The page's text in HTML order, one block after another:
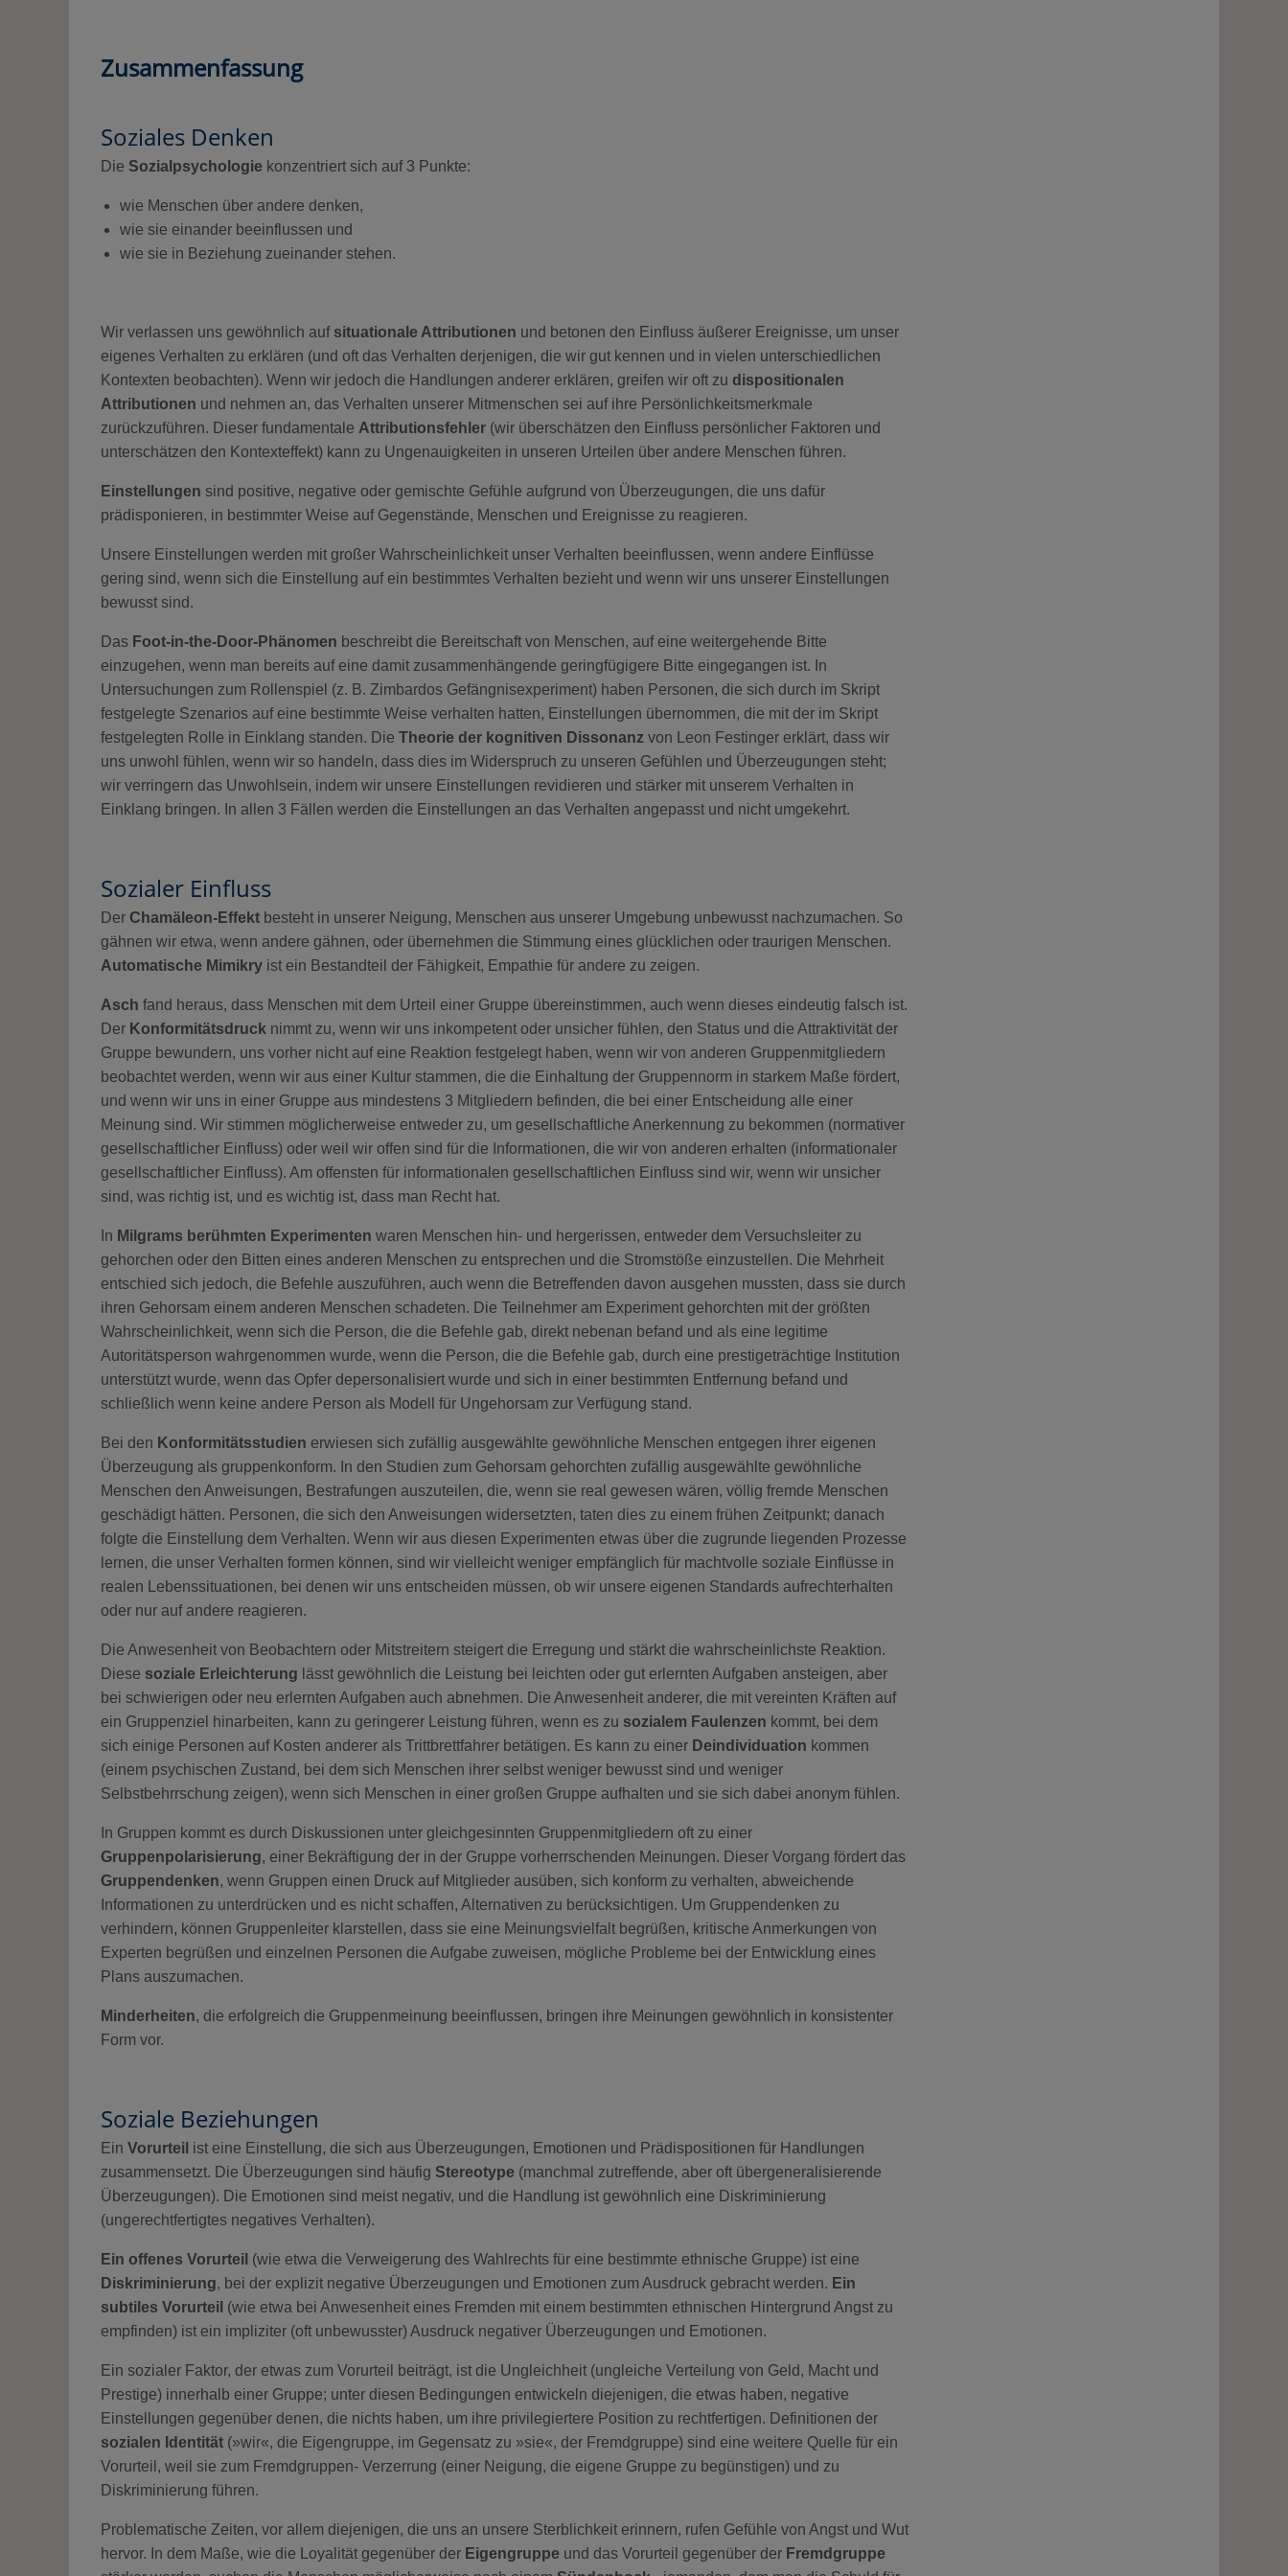
Zusammenfassung
Soziales Denken
Die Sozialpsychologiekonzentriert sich auf 3 Punkte:
wie Menschen über andere denken,
wie sie einander beeinflussen und
wie sie in Beziehung zueinander stehen.
Wir verlassen uns gewöhnlich auf situationale Attributionen und betonen den Einfluss äußerer Ereignisse, um unser
eigenes Verhalten zu erklären (und oft das Verhalten derjenigen, die wir gut kennen und in vielen unterschiedlichen
Kontexten beobachten). Wenn wir jedoch die Handlungen anderer erklären, greifen wir oft zu dispositionalen
Attributionen und nehmen an, das Verhalten unserer Mitmenschen sei auf ihre Persönlichkeitsmerkmale
zurückzuführen. Dieser fundamentale Attributionsfehler(wir überschätzen den Einfluss persönlicher Faktoren und
unterschätzen den Kontexteffekt) kann zu Ungenauigkeiten in unseren Urteilen über andere Menschen führen.
Einstellungen sind positive, negative oder gemischte Gefühle aufgrund von Überzeugungen, die uns dafür
prädisponieren, in bestimmter Weise auf Gegenstände, Menschen und Ereignisse zu reagieren.
Unsere Einstellungen werden mit großer Wahrscheinlichkeit unser Verhalten beeinflussen, wenn andere Einflüsse
gering sind, wenn sich die Einstellung auf ein bestimmtes Verhalten bezieht und wenn wir uns unserer Einstellungen
bewusst sind.
Das Foot-in-the-Door-Phänomen beschreibt die Bereitschaft von Menschen, auf eine weitergehende Bitte
einzugehen, wenn man bereits auf eine damit zusammenhängende geringfügigere Bitte eingegangen ist. In
Untersuchungen zum Rollenspiel (z. B. Zimbardos Gefängnisexperiment) haben Personen, die sich durch im Skript
festgelegte Szenarios auf eine bestimmte Weise verhalten hatten, Einstellungen übernommen, die mit der im Skript
festgelegten Rolle in Einklang standen. Die Theorie der kognitiven Dissonanz von Leon Festinger erklärt, dass wir
uns unwohl fühlen, wenn wir so handeln, dass dies im Widerspruch zu unseren Gefühlen und Überzeugungen steht;
wir verringern das Unwohlsein, indem wir unsere Einstellungen revidieren und stärker mit unserem Verhalten in
Einklang bringen. In allen 3 Fällen werden die Einstellungen an das Verhalten angepasst und nicht umgekehrt.
Sozialer Einfluss
Der Chamäleon-Effektbesteht in unserer Neigung, Menschen aus unserer Umgebung unbewusst nachzumachen. So
gähnen wir etwa, wenn andere gähnen, oder übernehmen die Stimmung eines glücklichen oder traurigen Menschen.
Automatische Mimikryist ein Bestandteil der Fähigkeit, Empathie für andere zu zeigen.
Asch fand heraus, dass Menschen mit dem Urteil einer Gruppe übereinstimmen, auch wenn dieses eindeutig falsch ist.
Der Konformitätsdruck nimmt zu, wenn wir uns inkompetent oder unsicher fühlen, den Status und die Attraktivität der
Gruppe bewundern, uns vorher nicht auf eine Reaktion festgelegt haben, wenn wir von anderen Gruppenmitgliedern
beobachtet werden, wenn wir aus einer Kultur stammen, die die Einhaltung der Gruppennorm in starkem Maße fördert,
und wenn wir uns in einer Gruppe aus mindestens 3 Mitgliedern befinden, die bei einer Entscheidung alle einer
Meinung sind. Wir stimmen möglicherweise entweder zu, um gesellschaftliche Anerkennung zu bekommen (normativer
gesellschaftlicher Einfluss) oder weil wir offen sind für die Informationen, die wir von anderen erhalten (informationaler
gesellschaftlicher Einfluss). Am offensten für informationalen gesellschaftlichen Einfluss sind wir, wenn wir unsicher
sind, was richtig ist, und es wichtig ist, dass man Recht hat.
In Milgrams berühmten Experimenten waren Menschen hin- und hergerissen, entweder dem Versuchsleiter zu
gehorchen oder den Bitten eines anderen Menschen zu entsprechen und die Stromstöße einzustellen. Die Mehrheit
entschied sich jedoch, die Befehle auszuführen, auch wenn die Betreffenden davon ausgehen mussten, dass sie durch
ihren Gehorsam einem anderen Menschen schadeten. Die Teilnehmer am Experiment gehorchten mit der größten
Wahrscheinlichkeit, wenn sich die Person, die die Befehle gab, direkt nebenan befand und als eine legitime
Autoritätsperson wahrgenommen wurde, wenn die Person, die die Befehle gab, durch eine prestigeträchtige Institution
unterstützt wurde, wenn das Opfer depersonalisiert wurde und sich in einer bestimmten Entfernung befand und
schließlich wenn keine andere Person als Modell für Ungehorsam zur Verfügung stand.
Bei den Konformitätsstudien erwiesen sich zufällig ausgewählte gewöhnliche Menschen entgegen ihrer eigenen
Überzeugung als gruppenkonform. In den Studien zum Gehorsam gehorchten zufällig ausgewählte gewöhnliche
Menschen den Anweisungen, Bestrafungen auszuteilen, die, wenn sie real gewesen wären, völlig fremde Menschen
geschädigt hätten. Personen, die sich den Anweisungen widersetzten, taten dies zu einem frühen Zeitpunkt; danach
folgte die Einstellung dem Verhalten. Wenn wir aus diesen Experimenten etwas über die zugrunde liegenden Prozesse
lernen, die unser Verhalten formen können, sind wir vielleicht weniger empfänglich für machtvolle soziale Einflüsse in
realen Lebenssituationen, bei denen wir uns entscheiden müssen, ob wir unsere eigenen Standards aufrechterhalten
oder nur auf andere reagieren.
Die Anwesenheit von Beobachtern oder Mitstreitern steigert die Erregung und stärkt die wahrscheinlichste Reaktion.
Diese soziale Erleichterung lässt gewöhnlich die Leistung bei leichten oder gut erlernten Aufgaben ansteigen, aber
bei schwierigen oder neu erlernten Aufgaben auch abnehmen. Die Anwesenheit anderer, die mit vereinten Kräften auf
ein Gruppenziel hinarbeiten, kann zu geringerer Leistung führen, wenn es zu sozialem Faulenzen kommt, bei dem
sich einige Personen auf Kosten anderer als Trittbrettfahrer betätigen. Es kann zu einer Deindividuation kommen
(einem psychischen Zustand, bei dem sich Menschen ihrer selbst weniger bewusst sind und weniger
Selbstbehrrschung zeigen), wenn sich Menschen in einer großen Gruppe aufhalten und sie sich dabei anonym fühlen.
In Gruppen kommt es durch Diskussionen unter gleichgesinnten Gruppenmitgliedern oft zu einer
Gruppenpolarisierung, einer Bekräftigung der in der Gruppe vorherrschenden Meinungen. Dieser Vorgang fördert das
Gruppendenken, wenn Gruppen einen Druck auf Mitglieder ausüben, sich konform zu verhalten, abweichende
Informationen zu unterdrücken und es nicht schaffen, Alternativen zu berücksichtigen. Um Gruppendenken zu
verhindern, können Gruppenleiter klarstellen, dass sie eine Meinungsvielfalt begrüßen, kritische Anmerkungen von
Experten begrüßen und einzelnen Personen die Aufgabe zuweisen, mögliche Probleme bei der Entwicklung eines
Plans auszumachen.
Minderheiten, die erfolgreich die Gruppenmeinung beeinflussen, bringen ihre Meinungen gewöhnlich in konsistenter
Form vor.
Soziale Beziehungen
Ein Vorurteil ist eine Einstellung, die sich aus Überzeugungen, Emotionen und Prädispositionen für Handlungen
zusammensetzt. Die Überzeugungen sind häufig Stereotype(manchmal zutreffende, aber oft übergeneralisierende
Überzeugungen). Die Emotionen sind meist negativ, und die Handlung ist gewöhnlich eine Diskriminierung
(ungerechtfertigtes negatives Verhalten).
Ein offenes Vorurteil (wie etwa die Verweigerung des Wahlrechts für eine bestimmte ethnische Gruppe) ist eine
Diskriminierung, bei der explizit negative Überzeugungen und Emotionen zum Ausdruck gebracht werden. Ein
subtiles Vorurteil (wie etwa bei Anwesenheit eines Fremden mit einem bestimmten ethnischen Hintergrund Angst zu
empfinden) ist ein impliziter (oft unbewusster) Ausdruck negativer Überzeugungen und Emotionen.
Ein sozialer Faktor, der etwas zum Vorurteil beiträgt, ist die Ungleichheit (ungleiche Verteilung von Geld, Macht und
Prestige) innerhalb einer Gruppe; unter diesen Bedingungen entwickeln diejenigen, die etwas haben, negative
Einstellungen gegenüber denen, die nichts haben, um ihre privilegiertere Position zu rechtfertigen. Definitionen der
sozialen Identität(»wir«, die Eigengruppe, im Gegensatz zu »sie«, der Fremdgruppe) sind eine weitere Quelle für ein
Vorurteil, weil sie zum Fremdgruppen- Verzerrung (einer Neigung, die eigene Gruppe zu begünstigen) und zu
Diskriminierung führen.
Problematische Zeiten, vor allem diejenigen, die uns an unsere Sterblichkeit erinnern, rufen Gefühle von Angst und Wut
hervor. In dem Maße, wie die Loyalität gegenüber der Eigengruppeund das Vorurteil gegenüber der Fremdgruppe